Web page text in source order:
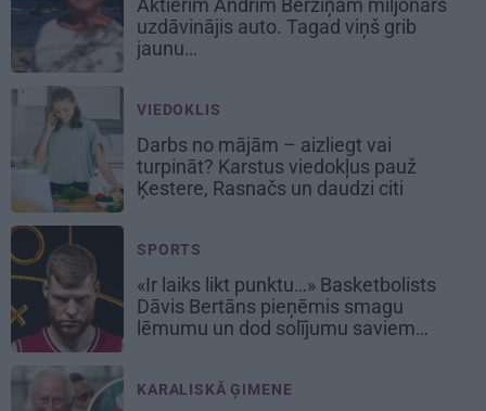
uzdāvinājis auto. Tagad viņš grib
jaunu…
VIEDOKLIS
Darbs no mājām – aizliegt vai
turpināt? Karstus viedokļus pauž
Ķestere, Rasnačs un daudzi citi
SPORTS
«Ir laiks likt punktu…» Basketbolists
Dāvis Bertāns pieņēmis smagu
lēmumu un dod solījumu saviem
KARALISKĀ ĢIMENE